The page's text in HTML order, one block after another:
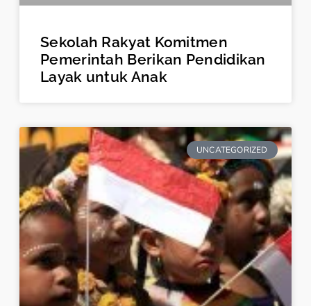
Sekolah Rakyat Komitmen
Pemerintah Berikan Pendidikan
Layak untuk Anak
UNCATEGORIZED